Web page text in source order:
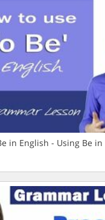
in English - Using Be